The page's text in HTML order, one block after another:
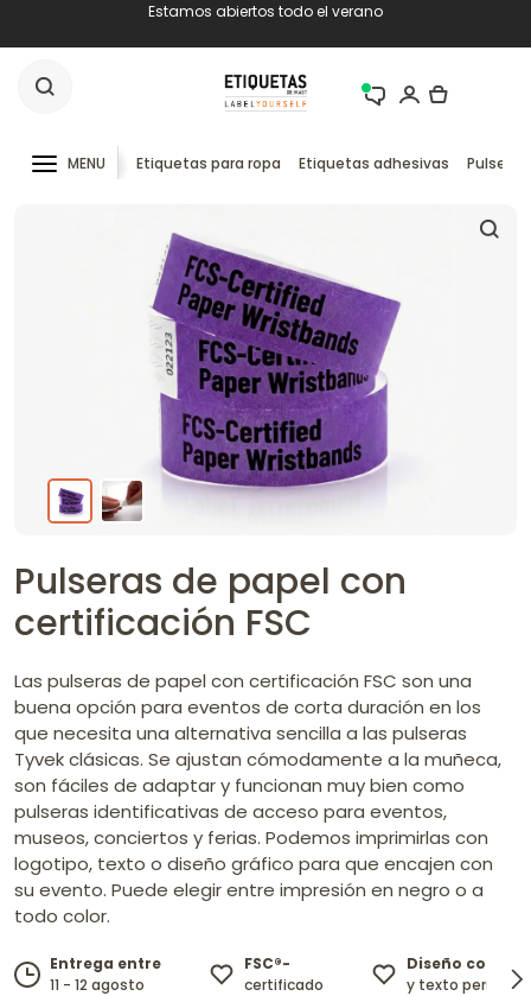
Estamos abiertos todo el verano
MENU Etiquetas para ropa Etiquetas adhesivas
Pulseras de papel con
certificación FSC
Las pulseras de papel con certificación FSC son una
buena opción para eventos de corta duración en los
que necesita una alternativa sencilla a las pulseras
Tyvek clásicas. Se ajustan cómodamente a la muñeca,
son fáciles de adaptar y funcionan muy bien como
pulseras identificativas de acceso para eventos,
museos, conciertos y ferias. Podemos imprimirlas con
logotipo, texto o diseño gráfico para que encajen con
su evento. Puede elegir entre impresión en negro o a
todo color.
Entrega entre
11 - 12 agosto
FSC®-
certificado
Diseño con
y texto